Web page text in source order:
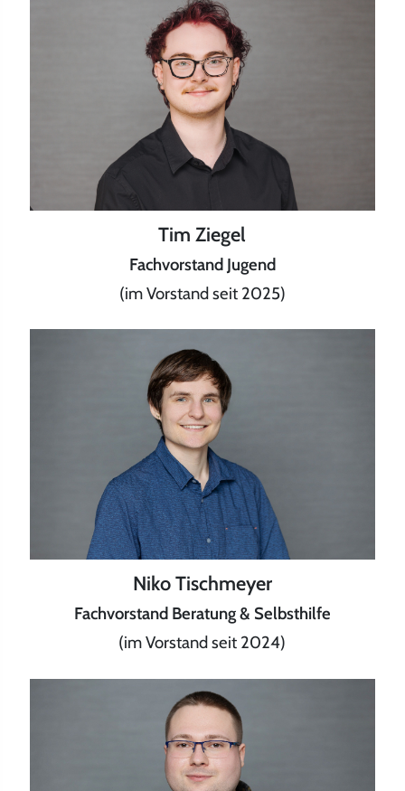
Tim Ziegel
Fachvorstand Jugend
(im Vorstand seit 2025)
Niko Tischmeyer
Fachvorstand Beratung & Selbsthilfe
(im Vorstand seit 2024)